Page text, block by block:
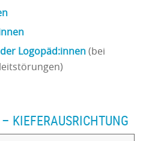
Logopäd:innen(bei
KIEFERAUSRICHTUNG